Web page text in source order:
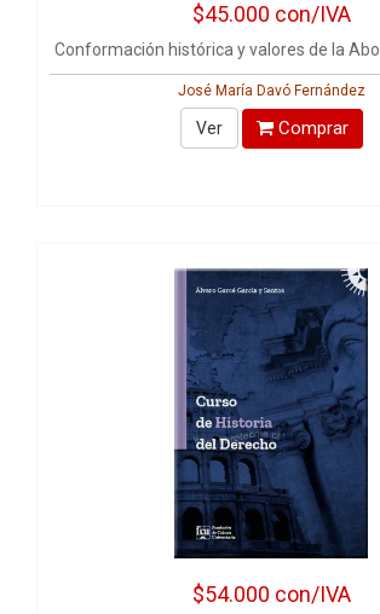
$45.000 con/IVA
Conformación histórica y valores de la
José María Davó Fernández
Ver Comprar
$54.000 con/IVA